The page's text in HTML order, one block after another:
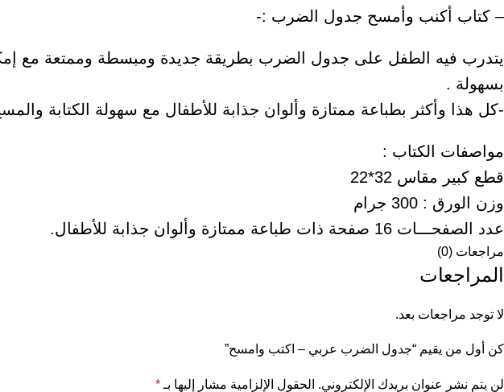
– كتاب أكنب وأمسح جدول الضرب :-
يتدرب فيه الطفل على جدول الضرب بطريقة جديدة ومبسطة وممتعة مع
بسهولة .
-كل هذا وأكثر بطباعة ممتازة وألوان جذابة للأطفال مع سهولة الكتابة
مواصفات الكتاب :
قطع كبير مقاس 32*22
وزن الورق : 300 جرام
عدد الصفحـــات 16 صفحة ذات طباعة ممتازة وألوان جذابة للأطفال.
مراجعات (0)
المراجعات
لا توجد مراجعات بعد.
كن أول من يقيم “جدول الضرب عربي – اكتب وامسح”
لن يتم نشر عنوان بريدك الإلكتروني. الحقول الإلزامية مشار إليها بـ *